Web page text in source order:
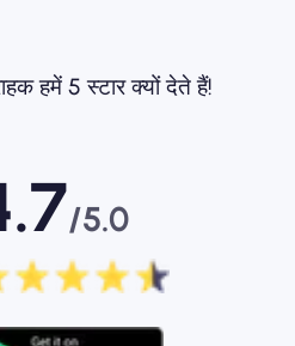
हमें 5 स्टार क्यों देते हैं!
/5.0